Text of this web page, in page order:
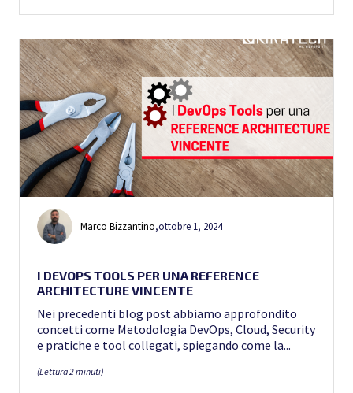
Marco Bizzantino,ottobre 1, 2024
I DEVOPS TOOLS PER UNA REFERENCE
ARCHITECTURE VINCENTE
Nei precedenti blog post abbiamo approfondito
concetti come Metodologia DevOps, Cloud, Security
e pratiche e tool collegati, spiegando come la...
(Lettura 2 minuti)